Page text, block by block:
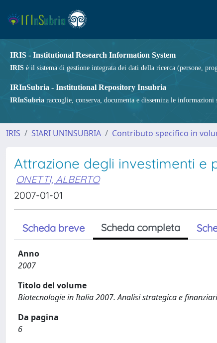
IRIS - Institutional Research Information System
IRIS è il sistema di gestione integrata dei dati della ricerca (persone,
IRInSubria - Institutional Repository Insubria
IRInSubria raccoglie, conserva, documenta e dissemina le
IRIS SIARI UNINSUBRIA Contributo specifico in
Attrazione degli investimenti e
ONETTI, ALBERTO
2007-01-01
Scheda breve Scheda completa
Anno
2007
Titolo del volume
Biotecnologie in Italia 2007. Analisi strategica e
Da pagina
6